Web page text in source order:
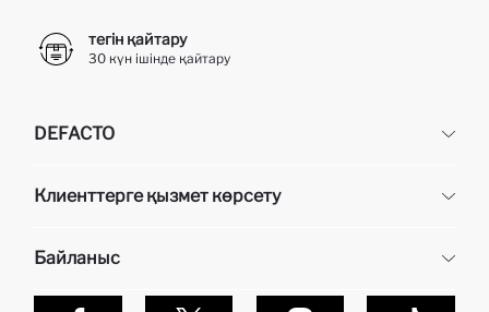
тегін қайтару
30 күн ішінде қайтару
DEFACTO
Біз туралы
Клиенттерге қызмет көрсету
Жеткізу
Алу кезінде төлем
Байланыс
Эксклюзивті беттер